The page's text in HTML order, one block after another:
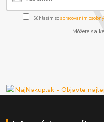
Súhlasím sospracovaním
Môžete sa